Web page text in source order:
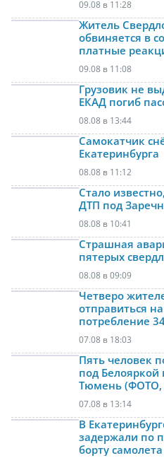
09.08 в 11:28
Житель
обвиняется в
платные
09.08 в 11:08
Грузовик не
ЕКАД погиб
08.08 в 13:44
Самокатчик
Екатеринбурга
08.08 в 11:12
Стало
ДТП под
08.08 в 10:41
Страшная
пятерых
08.08 в 09:09
Четверо
отправиться
потребление
07.08 в 18:03
Пять человек
под Белояркой
Тюмень
07.08 в 13:14
В
задержали по
борту самолета